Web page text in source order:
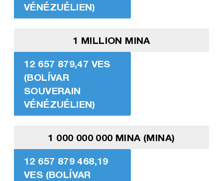
VÉNÉZUÉLIEN)
1 MILLION MINA
12 657 879,47 VES
(BOLÍVAR
SOUVERAIN
VÉNÉZUÉLIEN)
1 000 000 000 MINA (MINA)
12 657 879 468,19
VES (BOLÍVAR